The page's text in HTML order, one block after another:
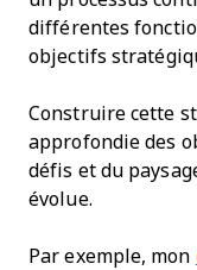
différentes
objectifs
Construire cette
approfondie des
défis et du
évolue.
Par exemple, mon